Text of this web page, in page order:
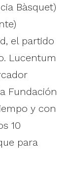
Bàsquet)
el partido
Lucentum
Fundación
y con
10
para